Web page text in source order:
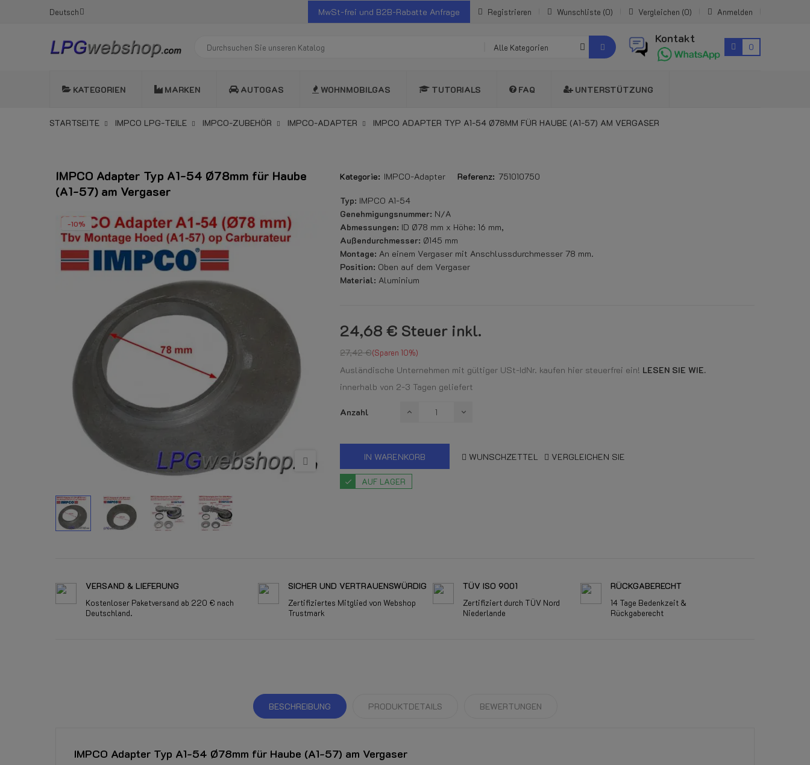
Deutsch MwSt-frei und B2B-Rabatte Anfrage Registrieren Wunschliste 0 Vergleichen 0 Anmelden
Alle Kategorien
Kontakt
0
KATEGORIEN MARKEN AUTOGAS WOHNMOBILGAS TUTORIALS FAQ UNTERSTÜTZUNG
STARTSEITE IMPCO LPG-TEILE IMPCO-ZUBEHÖR IMPCO-ADAPTER IMPCO ADAPTER TYP A1-54 Ø78MM FÜR HAUBE (A1-57) AM VERGASER
IMPCO Adapter Typ A1-54 Ø78mm für Haube
(A1-57) am Vergaser
-10%
Kategorie: IMPCO-Adapter Referenz: 751010750
Typ: IMPCO A1-54
Genehmigungsnummer: N/A
Abmessungen: ID Ø78 mm x Höhe: 16 mm,
Außendurchmesser: Ø145 mm
Montage: An einem Vergaser mit Anschlussdurchmesser 78 mm.
Position: Oben auf dem Vergaser
Material: Aluminium
24,68 € Steuer inkl.
27,42 € Sparen 10%
Ausländische Unternehmen mit gültiger USt-IdNr. kaufen hier steuerfrei ein! LESEN SIE WIE.
innerhalb von 2-3 Tagen geliefert
Anzahl
IN WARENKORB WUNSCHZETTEL VERGLEICHEN SIE
AUF LAGER
VERSAND & LIEFERUNG
Kostenloser Paketversand ab 220 € nach
Deutschland.
SICHER UND VERTRAUENSWÜRDIG
Zertifiziertes Mitglied von Webshop
Trustmark
TÜV ISO 9001
Zertifiziert durch TÜV Nord
Niederlande
RÜCKGABERECHT
14 Tage Bedenkzeit &
Rückgaberecht
BESCHREIBUNG PRODUKTDETAILS BEWERTUNGEN
IMPCO Adapter Typ A1-54 Ø78mm für Haube (A1-57) am Vergaser